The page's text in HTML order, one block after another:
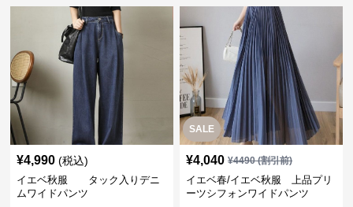
¥4,990 (税込)
イエベ秋服 タック入りデニ
ムワイドパンツ
SALE
¥4,040 ¥4490(割引前)
イエベ春/イエベ秋服 上品プリ
ーツシフォンワイドパンツ